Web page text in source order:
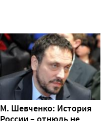
М. Шевченко: История